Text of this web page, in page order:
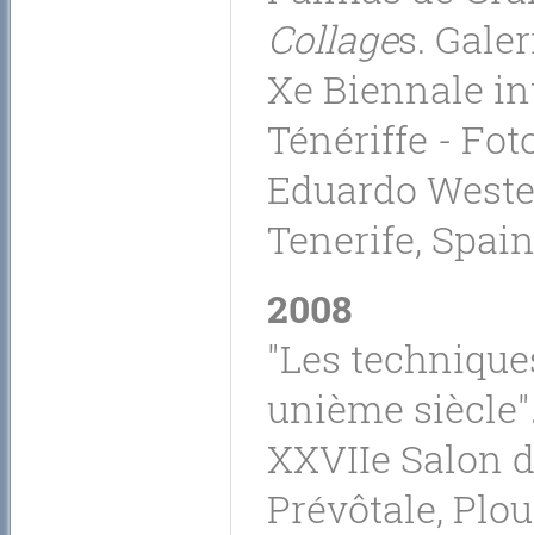
Collages.
Xe Biennale
Ténériffe -
Eduardo
Tenerife,
2008
"Les
unième
XXVIIe Salon
Prévôtale,